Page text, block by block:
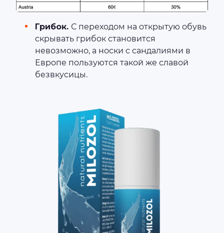
Грибок. С переходом на открытую обувь
скрывать грибок становится
невозможно, а носки с сандалиями в
Европе пользуются такой же славой
безвкусицы.